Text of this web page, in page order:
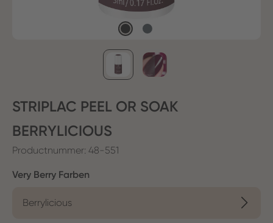
STRIPLAC PEEL OR SOAK
BERRYLICIOUS
Productnummer: 48-551
Selecteer
Very Berry Farben
Berrylicious